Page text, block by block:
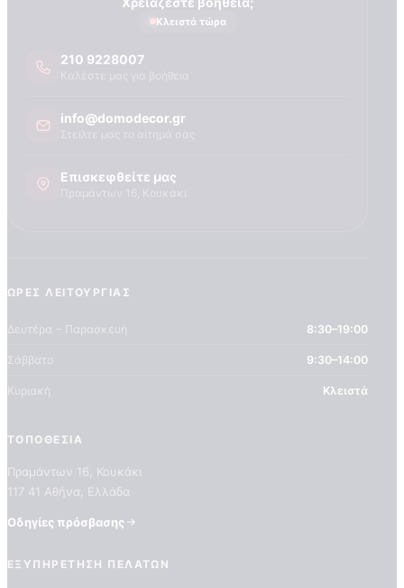
Η Εταιρεια
Κλειστά τώρα
210 9228007
info@domodecor.gr
Επισκεφθείτε μας
ΏΡΕΣ ΛΕΙΤΟΥΡΓΊΑΣ
Δευτέρα – Παρασκευή 8:30–19:00
Σάββατο 9:30–14:00
Κυριακή Κλειστά
ΤΟΠΟΘΕΣΊΑ
Πραμάντων 16, Κουκάκι
117 41 Αθήνα, Ελλάδα
Οδηγίες πρόσβασης
ΕΞΥΠΗΡΈΤΗΣΗ ΠΕΛΑΤΏΝ